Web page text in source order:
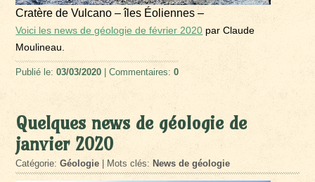
Cratère de Vulcano – îles Éoliennes –
Voici les news de géologie de février 2020 par Claude
Moulineau.
Publié le:03/03/2020 | Commentaires:0
Quelques news de géologie de
janvier 2020
Catégorie:Géologie | Mots clés: News de géologie